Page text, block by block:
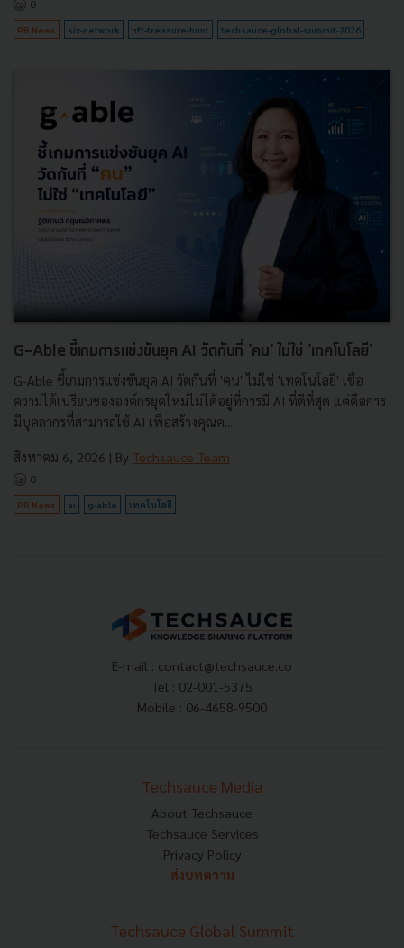
0
PR News six-network nft-treasure-hunt techsauce-global-summit-2026
G-Able ชี้เกมการแข่งขันยุค AI วัดกันที่ 'คน' ไม่ใช่ 'เทคโนโลยี'
G-Able ชี้เกมการแข่งขันยุค AI วัดกันที่ 'คน' ไม่ใช่ 'เทคโนโลยี' เชื่อ
ความได้เปรียบขององค์กรยุคใหม่ไม่ได้อยู่ที่การมี AI ที่ดีที่สุด แต่คือการ
มีบุคลากรที่สามารถใช้ AI เพื่อสร้างคุณค...
สิงหาคม 6, 2026 | By Techsauce Team
0
PR News ai g-able เทคโนโลยี
E-mail : contact@techsauce.co
Tel : 02-001-5375
Mobile : 06-4658-9500
Techsauce Media
About Techsauce
Techsauce Services
Privacy Policy
ส่งบทความ
Techsauce Global Summit